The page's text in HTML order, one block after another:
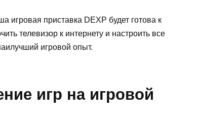
игровая приставка DEXP будет готова к
телевизор к интернету и настроить все
игровой опыт.
игр на игровой